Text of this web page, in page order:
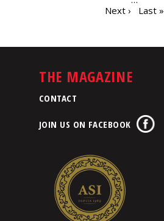
Next ›
Last »
THE MAGAZINE
CONTACT
JOIN US ON FACEBOOK